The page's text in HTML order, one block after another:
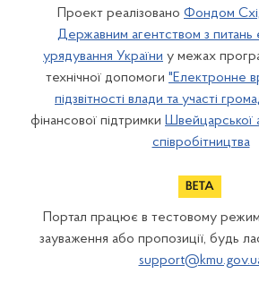
Проект реалізовано Фондом
Державним агентством з питань
урядування України у межах
технічної допомоги "Електронне
підзвітності влади та участі
фінансової підтримки Швейцарської
співробітництва
Портал працює в тестовому
зауваження або пропозиції, будь